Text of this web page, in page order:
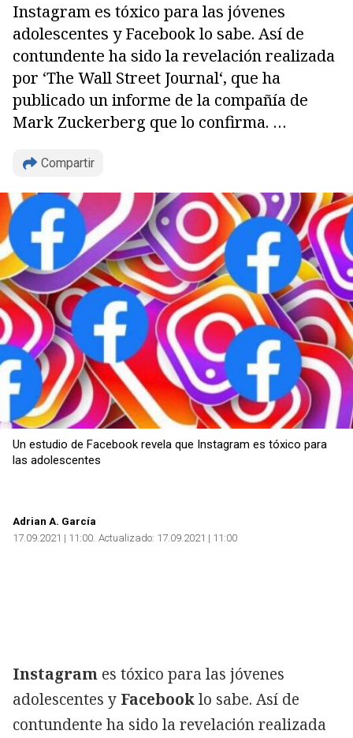
Instagram es tóxico para las jóvenes
adolescentes y Facebook lo sabe. Así de
contundente ha sido la revelación realizada
por ‘The Wall Street Journal‘, que ha
publicado un informe de la compañía de
Mark Zuckerberg que lo confirma. …
Compartir
Copiar
Un estudio de Facebook revela que Instagram es tóxico para
las adolescentes
Adrian A. García
17.09.2021 | 11:00 Actualizado: 17.09.2021 | 11:00
Instagram es tóxico para las jóvenes
adolescentes y Facebooklo sabe. Así de
contundente ha sido la revelación realizada